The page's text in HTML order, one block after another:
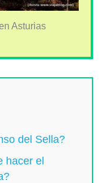
Asturias
del Sella?
hacer el